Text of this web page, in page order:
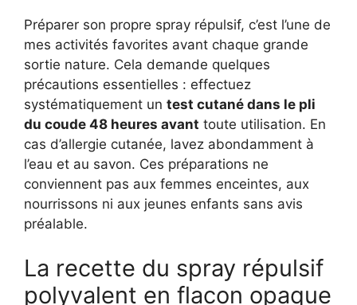
Préparer son propre spray répulsif, c’est l’une de
mes activités favorites avant chaque grande
sortie nature. Cela demande quelques
précautions essentielles : effectuez
systématiquement un test cutané dans le pli
du coude 48 heures avant toute utilisation. En
cas d’allergie cutanée, lavez abondamment à
l’eau et au savon. Ces préparations ne
conviennent pas aux femmes enceintes, aux
nourrissons ni aux jeunes enfants sans avis
préalable.
La recette du spray répulsif
polyvalent en flacon opaque